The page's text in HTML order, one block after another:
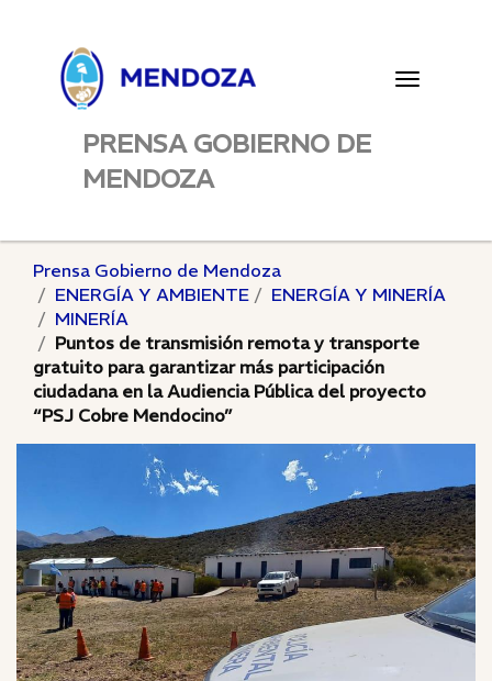
Toggle
PRENSA GOBIERNO DE
MENDOZA
Prensa Gobierno de Mendoza
ENERGÍA Y AMBIENTE
ENERGÍA Y MINERÍA
MINERÍA
Puntos de transmisión remota y transporte
gratuito para garantizar más participación
ciudadana en la Audiencia Pública del proyecto
“PSJ Cobre Mendocino”